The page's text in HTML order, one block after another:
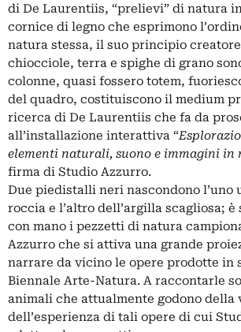
di De Laurentiis, “prelievi” di natura
cornice di legno che esprimono
natura stessa, il suo principio
chiocciole, terra e spighe di grano
colonne, quasi fossero totem,
del quadro, costituiscono il medium
ricerca di De Laurentiis che fa da
all’installazione interattiva “
elementi naturali, suono e immagini in
firma di Studio Azzurro.
Due piedistalli neri nascondono l’uno
roccia e l’altro dell’argilla scagliosa; è
con mano i pezzetti di natura
Azzurro che si attiva una grande
narrare da vicino le opere prodotte in
Biennale Arte-Natura. A raccontarle
animali che attualmente godono della
dell’esperienza di tali opere di cui